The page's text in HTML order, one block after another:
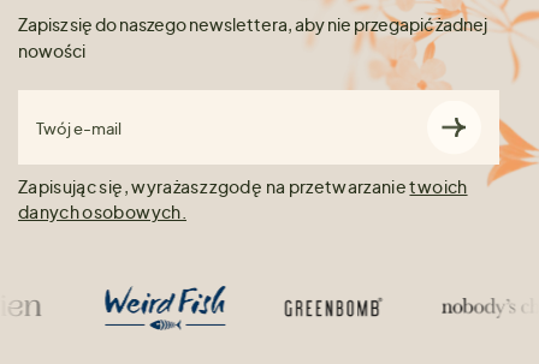
Zapisz się do naszego newslettera, aby nie przegapić żadnej
nowości
Twój e-mail
Zapisując się, wyrażasz zgodę na przetwarzanietwoich
danych osobowych.